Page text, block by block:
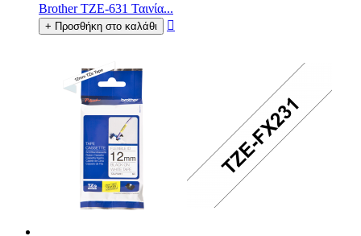
Brother TZE-631 Ταινία...
+ Προσθήκη στο καλάθι 